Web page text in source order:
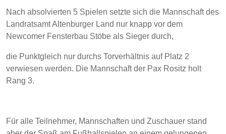
Nach absolvierten 5 Spielen setzte sich die Mannschaft des
Landratsamt Altenburger Land nur knapp vor dem
Newcomer Fensterbau Stöbe als Sieger durch,
die Punktgleich nur durchs Torverhältnis auf Platz 2
verwiesen werden. Die Mannschaft der Pax Rositz holt
Rang 3.
Für alle Teilnehmer, Mannschaften und Zuschauer stand